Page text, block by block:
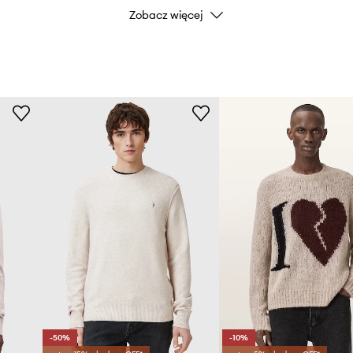
przyjemna w
krępując przy tym
stylizacjami
i wizualnego
marki AllSaints
kształtu i
Kod producenta
Kolor
Zobacz więcej
-50%
-10%